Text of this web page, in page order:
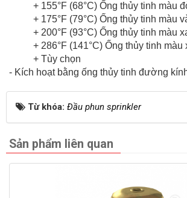
+ 155°F (68°C) Ống thủy tinh màu
+ 175°F (79°C) Ống thủy tinh màu
+ 200°F (93°C) Ống thủy tinh màu
+ 286°F (141°C) Ống thủy tinh
+ Tùy chọn
- Kích hoạt bằng ống thủy tinh đường
Từ khóa: Đầu phun sprinkler
Sản phẩm liên quan